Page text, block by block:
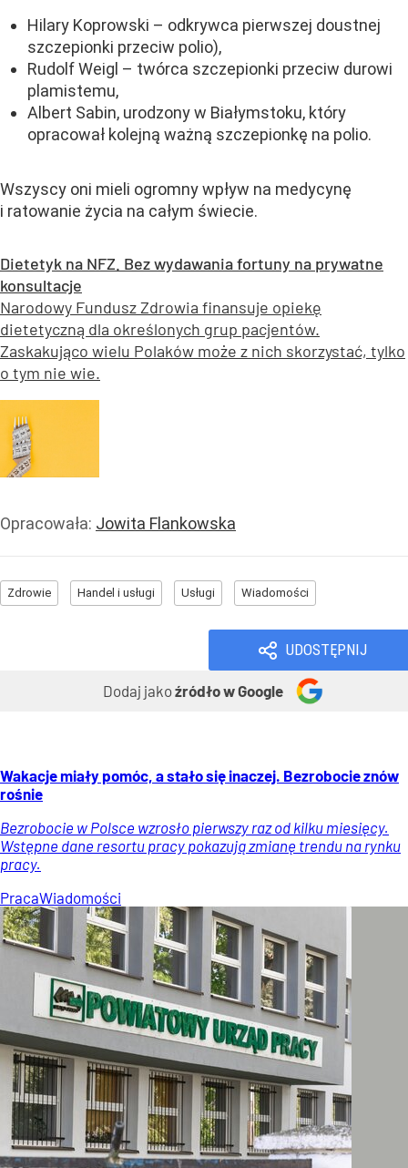
Hilary Koprowski – odkrywca pierwszej doustnej
szczepionki przeciw polio),
Rudolf Weigl – twórca szczepionki przeciw durowi
plamistemu,
Albert Sabin, urodzony w Białymstoku, który
opracował kolejną ważną szczepionkę na polio.
Wszyscy oni mieli ogromny wpływ na medycynę
i ratowanie życia na całym świecie.
Dietetyk na NFZ. Bez wydawania fortuny na prywatne
konsultacje
Narodowy Fundusz Zdrowia finansuje opiekę
dietetyczną dla określonych grup pacjentów.
Zaskakująco wielu Polaków może z nich skorzystać, tylko
o tym nie wie.
Opracowała: Jowita Flankowska
Zdrowie Handel i usługi Usługi Wiadomości
UDOSTĘPNIJ
Dodaj jakoźródło w Google
Wakacje miały pomóc, a stało się inaczej. Bezrobocie znów
rośnie
Bezrobocie w Polsce wzrosło pierwszy raz od kilku miesięcy.
Wstępne dane resortu pracy pokazują zmianę trendu na rynku
pracy.
PracaWiadomości